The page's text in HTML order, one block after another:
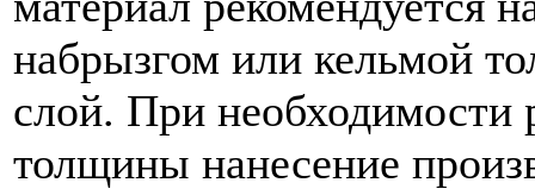
набрызгом или кельмой
слой. При необходимости
толщины нанесение